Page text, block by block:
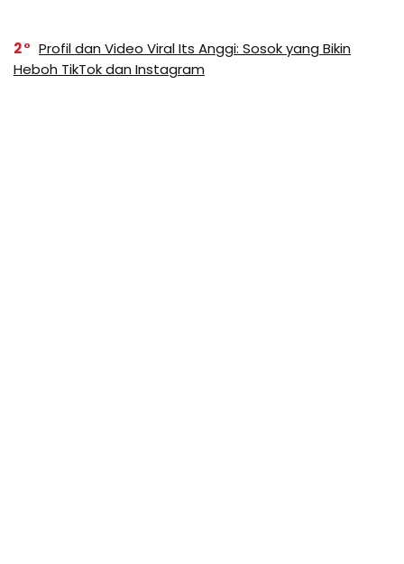
2
Profil dan Video Viral Its Anggi: Sosok yang Bikin
Heboh TikTok dan Instagram